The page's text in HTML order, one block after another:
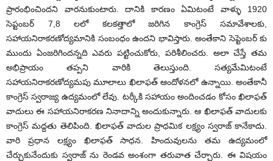
ప్రారంభించిందని వారనుకుంటారు. దానికి కారణం ఏమిటంటే వాళ్ళు 1920
సెప్టంబర్ 7,8 లలో కలకత్తాలో జరిగిన కాంగ్రెస్ సమావేశాలకు,
సహాయనిరాకరణోద్యమానికి సంబంధం ఉందని భావిస్తారు. అంతేకాని సెప్టెంబర్ కు
ముందు ఏంజరిగిందన్నది ఎవరు పట్టించుకోరు, పరిశీలించరు. అలా చేస్తే తమ
అభిప్రాయం తప్పని వారికి తెలుస్తుంది. సత్యమేమిటంటే
సహాయనిరాకరణోద్యమపు మూలాలు ఖిలాఫత్ ఆందోళనలో ఉన్నాయి. అంతేకానీ
కాంగ్రెస్ స్వరాజ్య ఉద్యమంలో లేవు. టర్కీకి సహాయం అందించడం కోసం ఖిలాఫత్
వాదులు ఈ సహాయనిరాకరణ నినాదాన్ని అందుకున్నారు. ఆ ఖిలాఫత్ వాదులకు
కాంగ్రెస్ మద్దతు తెలిపింది. ఖిలాఫత్ వాదుల ప్రాధమిక లక్ష్యం స్వరాజ్ కానేకాదు.
వారి ప్రధాన లక్ష్యం ఖిలాఫత్ సాధన. హిందువులను తమ ఉద్యమంలో
చేర్చుకునేందుకు స్వరాజ్ ను రెండవ అంశంగా తరువాత చేర్చారు. ఈ విషయం